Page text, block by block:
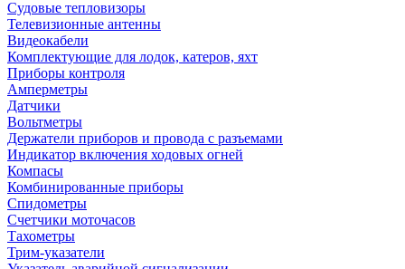
Cудовые тепловизоры
Телевизионные антенны
Видеокабели
Комплектующие для лодок, катеров, яхт
Приборы контроля
Амперметры
Датчики
Вольтметры
Держатели приборов и провода с разъемами
Индикатор включения ходовых огней
Компасы
Комбинированные приборы
Спидометры
Счетчики моточасов
Тахометры
Трим-указатели